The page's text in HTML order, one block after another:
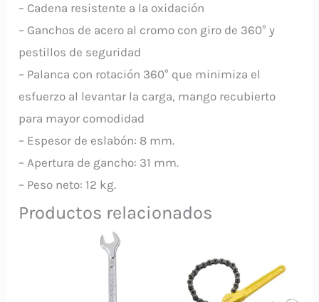
– Cadena resistente a la oxidación
– Ganchos de acero al cromo con giro de 360° y
pestillos de seguridad
– Palanca con rotación 360° que minimiza el
esfuerzo al levantar la carga, mango recubierto
para mayor comodidad
– Espesor de eslabón: 8 mm.
– Apertura de gancho: 31 mm.
– Peso neto: 12 kg.
Productos relacionados